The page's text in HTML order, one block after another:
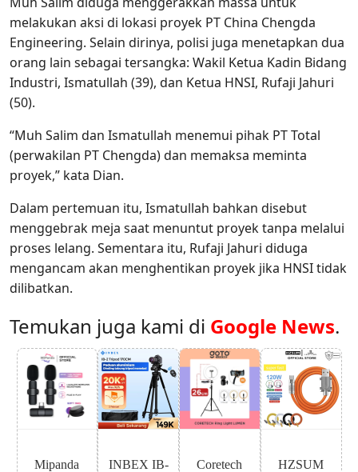
melakukan aksi di lokasi proyek PT China Chengda
Engineering. Selain dirinya, polisi juga menetapkan dua
orang lain sebagai tersangka: Wakil Ketua Kadin Bidang
Industri, Ismatullah (39), dan Ketua HNSI, Rufaji Jahuri
(50).
“Muh Salim dan Ismatullah menemui pihak PT Total
(perwakilan PT Chengda) dan memaksa meminta
proyek,” kata Dian.
Dalam pertemuan itu, Ismatullah bahkan disebut
menggebrak meja saat menuntut proyek tanpa melalui
proses lelang. Sementara itu, Rufaji Jahuri diduga
mengancam akan menghentikan proyek jika HNSI tidak
dilibatkan.
Temukan juga kami di Google News.
Mipanda
INBEX IB-
Coretech
HZSUM